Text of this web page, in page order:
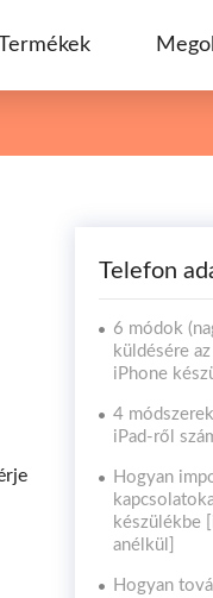
Telefon
6 módok
küldésére
iPhone
4
iPad-ről
Hogyan
készülékbe
anélkül]
Hogyan